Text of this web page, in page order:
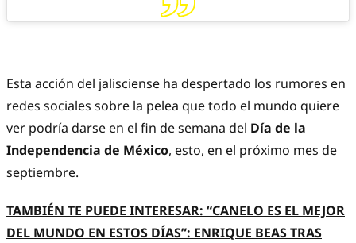
Esta acción del jalisciense ha despertado los rumores en
redes sociales sobre la pelea que todo el mundo quiere
ver podría darse en el fin de semana del Día de la
Independencia de México, esto, en el próximo mes de
septiembre.
TAMBIÉN TE PUEDE INTERESAR: “CANELO ES EL MEJOR
DEL MUNDO EN ESTOS DÍAS”: ENRIQUE BEAS TRAS